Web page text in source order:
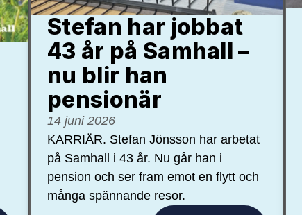
Stefan har jobbat
43 år på Samhall –
nu blir han
pensionär
14 juni 2026
KARRIÄR. Stefan Jönsson har arbetat
på Samhall i 43 år. Nu går han i
pension och ser fram emot en flytt och
många spännande resor.